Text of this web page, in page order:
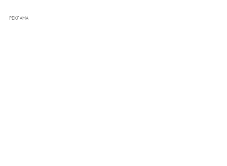
РЕКЛАМА